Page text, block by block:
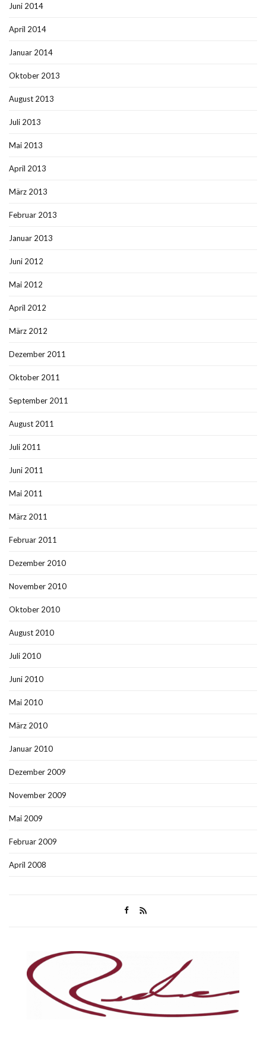
Juni 2014
April 2014
Januar 2014
Oktober 2013
August 2013
Juli 2013
Mai 2013
April 2013
März 2013
Februar 2013
Januar 2013
Juni 2012
Mai 2012
April 2012
März 2012
Dezember 2011
Oktober 2011
September 2011
August 2011
Juli 2011
Juni 2011
Mai 2011
März 2011
Februar 2011
Dezember 2010
November 2010
Oktober 2010
August 2010
Juli 2010
Juni 2010
Mai 2010
März 2010
Januar 2010
Dezember 2009
November 2009
Mai 2009
Februar 2009
April 2008